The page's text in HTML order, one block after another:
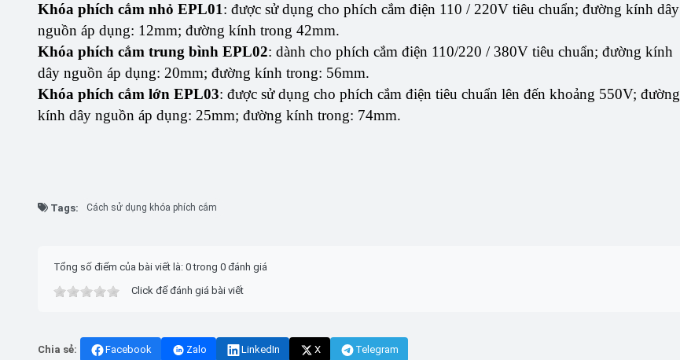
Khóa phích cắm nhỏ EPL01: được sử dụng cho phích cắm điện 110 / 220V tiêu chuẩn; đường kính dây
nguồn áp dụng: 12mm; đường kính trong 42mm.
Khóa phích cắm trung bình EPL02: dành cho phích cắm điện 110/220 / 380V tiêu chuẩn; đường kính
dây nguồn áp dụng: 20mm; đường kính trong: 56mm.
Khóa phích cắm lớn EPL03: được sử dụng cho phích cắm điện tiêu chuẩn lên đến khoảng 550V; đường
kính dây nguồn áp dụng: 25mm; đường kính trong: 74mm.
Tags: Cách sử dụng khóa phích cắm
Tổng số điểm của bài viết là: 0 trong 0 đánh giá
Click để đánh giá bài viết
Chia sẻ: Facebook Zalo LinkedIn X Telegram